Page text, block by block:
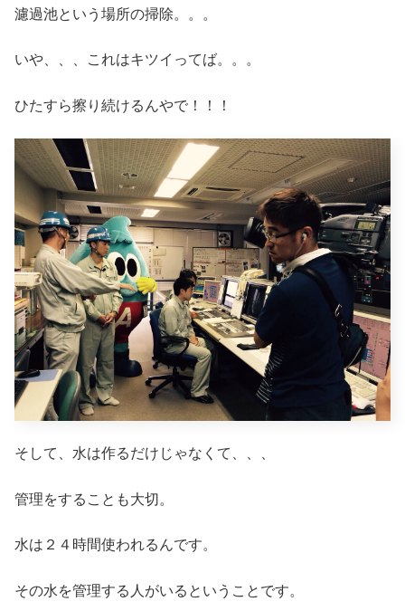
濾過池という場所の掃除。。。
いや、、、これはキツイってば。。。
ひたすら擦り続けるんやで！！！
そして、水は作るだけじゃなくて、、、
管理をすることも大切。
水は２４時間使われるんです。
その水を管理する人がいるということです。